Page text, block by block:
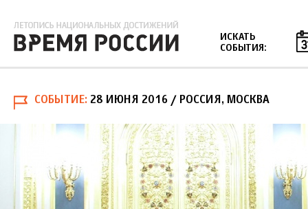
ИСКАТЬ
СОБЫТИЯ:
СОБЫТИЕ 28 ИЮНЯ 2016 / РОССИЯ, МОСКВА